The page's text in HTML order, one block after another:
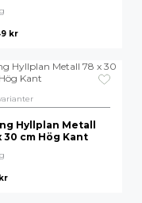
kr
Hyllplan Metall
30 cm Hög Kant
kr